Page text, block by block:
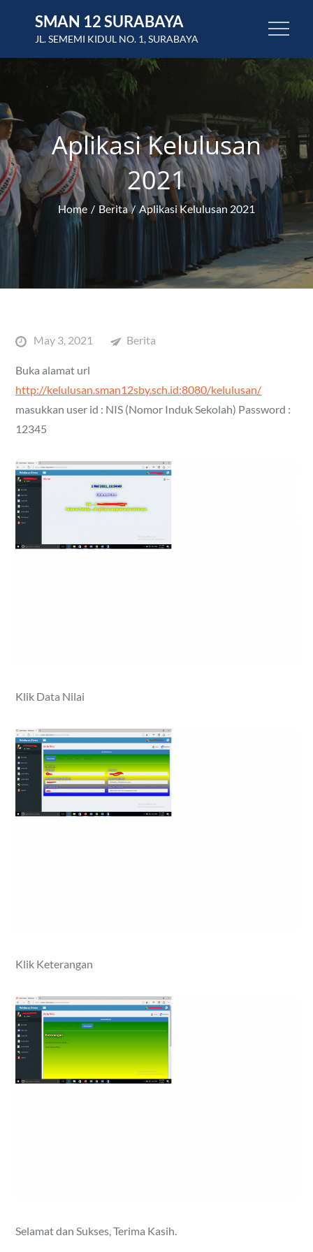
SMAN 12 SURABAYA
JL. SEMEMI KIDUL NO. 1, SURABAYA
Aplikasi Kelulusan
2021
Home Berita Aplikasi Kelulusan 2021
PostedMay 3, 2021 Berita
Buka alamat url
http://kelulusan.sman12sby.sch.id:8080/kelulusan/
masukkan user id : NIS (Nomor Induk Sekolah) Password :
12345
Klik Data Nilai
Klik Keterangan
Selamat dan Sukses, Terima Kasih.